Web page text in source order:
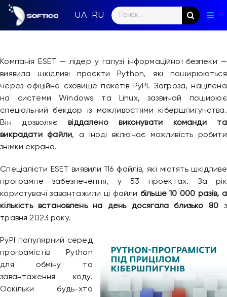
Skip
content
Search
for:
Компанія ESET — лідер у галузі інформаційної безпеки —
виявила шкідливі проєкти Python, які поширюються
через офіційне сховище пакетів PyPI. Загроза, націлена
на системи Windows та Linux, зазвичай поширює
спеціальний бекдор із можливостями кібершпигунства.
Він дозволяєвіддалено виконувати команди та
викрадати файли, а іноді включає можливість робити
знімки екрана.
Спеціалісти ESET виявили 116 файлів, які містять шкідливе
програмне забезпечення, у 53 проектах. За рік
користувачі завантажили ці файли більше 10 000 разів, а
кількість встановлень на день досягала близько 80 з
травня 2023 року.
PyPI популярний серед
програмістів Python
для обміну та
завантаження коду.
Оскільки будь-хто